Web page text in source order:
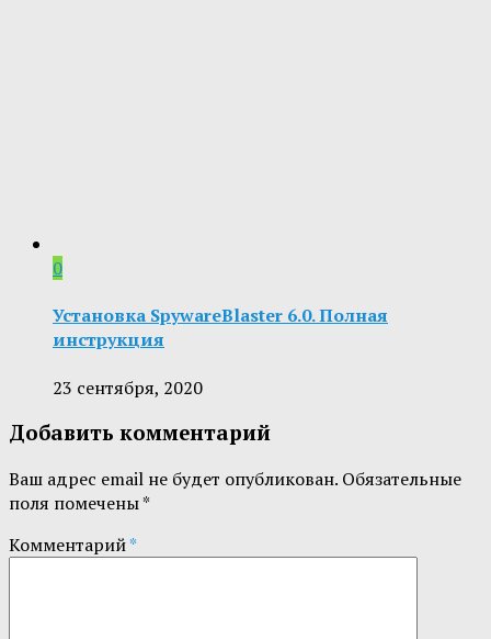
0
Установка SpywareBlaster 6.0. Полная
инструкция
23 сентября, 2020
Добавить комментарий
Ваш адрес email не будет опубликован. Обязательные
поля помечены*
Комментарий*